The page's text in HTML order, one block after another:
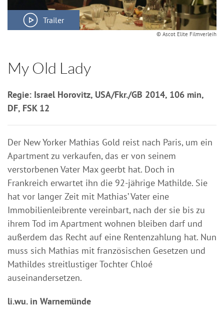
Trailer
© Ascot Elite Filmverleih
My Old Lady
Regie: Israel Horovitz, USA/Fkr./GB 2014, 106 min,
DF, FSK 12
Der New Yorker Mathias Gold reist nach Paris, um ein
Apartment zu verkaufen, das er von seinem
verstorbenen Vater Max geerbt hat. Doch in
Frankreich erwartet ihn die 92-jährige Mathilde. Sie
hat vor langer Zeit mit Mathias’ Vater eine
Immobilienleibrente vereinbart, nach der sie bis zu
ihrem Tod im Apartment wohnen bleiben darf und
außerdem das Recht auf eine Rentenzahlung hat. Nun
muss sich Mathias mit französischen Gesetzen und
Mathildes streitlustiger Tochter Chloé
auseinandersetzen.
li.wu. in Warnemünde